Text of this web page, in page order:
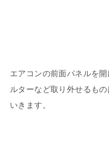
エアコンの前面パネルを
ルターなど取り外せるも
いきます。